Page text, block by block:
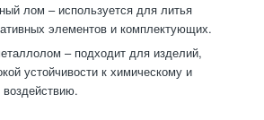
лом – используется для литья
элементов и комплектующих.
– подходит для изделий,
устойчивости к химическому и